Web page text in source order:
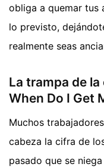
obliga a quemar tus
lo previsto,
realmente seas
La trampa de
When Do I Get
Muchos
cabeza la cifra de
pasado que se